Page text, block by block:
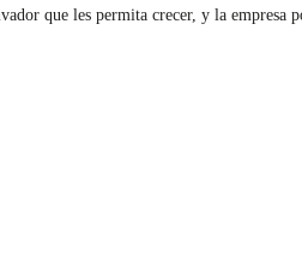
que les permita crecer, y la